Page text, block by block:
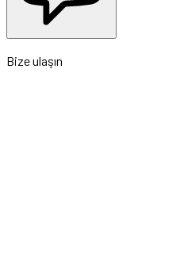
Bize ulaşın